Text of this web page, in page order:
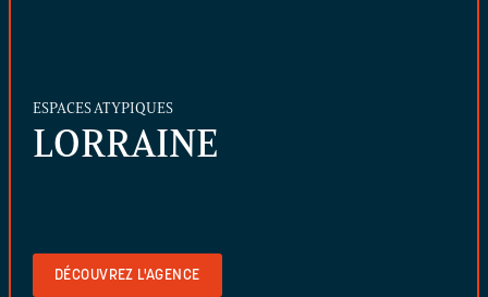
ESPACES ATYPIQUES
LORRAINE
DÉCOUVREZ L'AGENCE